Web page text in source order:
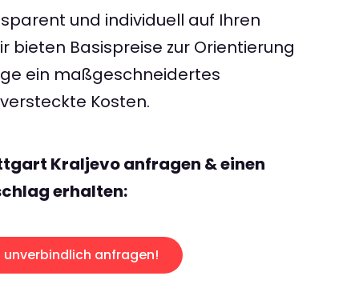
und individuell auf Ihren
bieten Basispreise zur Orientierung
ein maßgeschneidertes
Kosten.
Kraljevo anfragen & einen
erhalten:
unverbindlich anfragen!